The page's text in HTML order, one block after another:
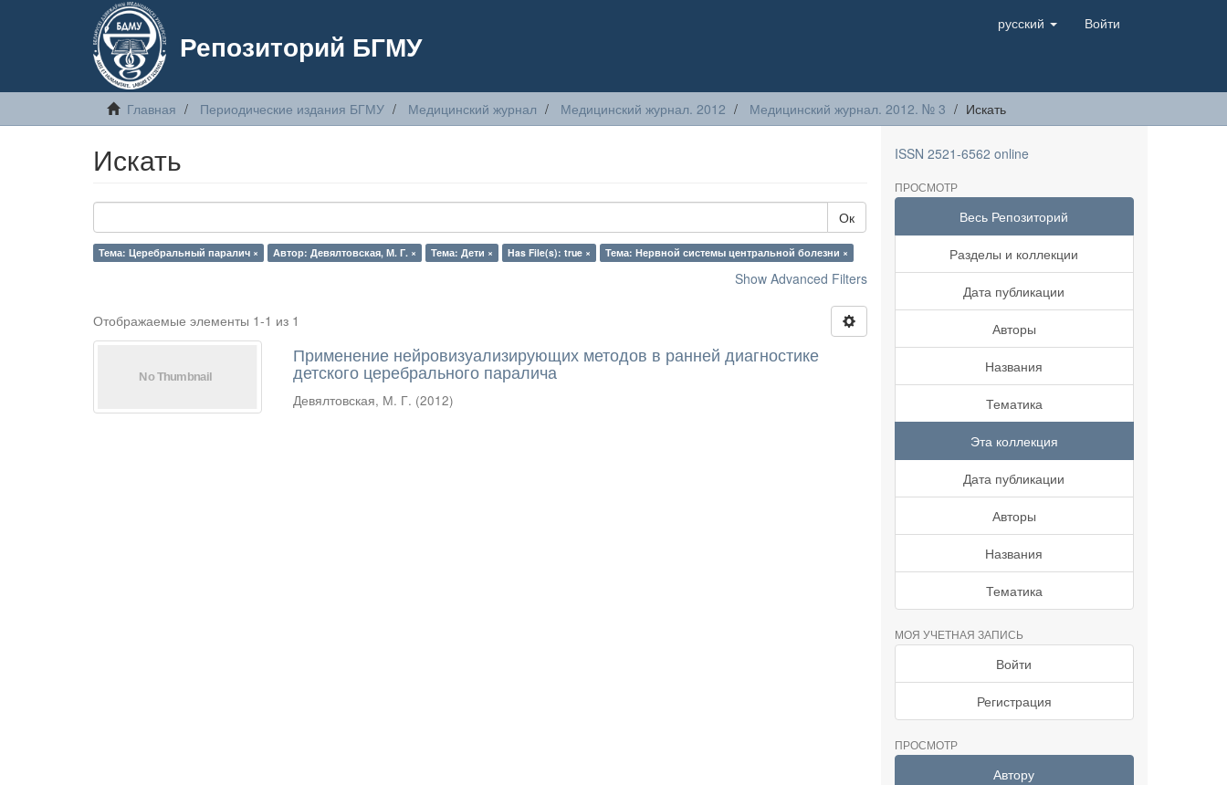
Репозиторий БГМУ
русский Войти
Главная Периодические издания БГМУ Медицинский журнал Медицинский журнал. 2012 Медицинский журнал. 2012. № 3 Искать
Искать
Ок
Тема: Церебральный паралич × Автор: Девялтовская, М. Г. × Тема: Дети × Has File(s): true × Тема: Нервной системы центральной болезни ×
Show Advanced Filters
Отображаемые элементы 1-1 из 1
Применение нейровизуализирующих методов в ранней диагностике
детского церебрального паралича
Девялтовская, М. Г. (2012)
ISSN 2521-6562 online
ПРОСМОТР
Весь Репозиторий
Разделы и коллекции
Дата публикации
Авторы
Названия
Тематика
Эта коллекция
Дата публикации
Авторы
Названия
Тематика
МОЯ УЧЕТНАЯ ЗАПИСЬ
Войти
Регистрация
ПРОСМОТР
Автору